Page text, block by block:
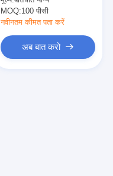
MOQ:100 पीसी
नवीनतम कीमत पता करें
अब बात करो